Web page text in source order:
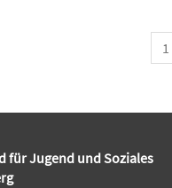
1
für Jugend und Soziales